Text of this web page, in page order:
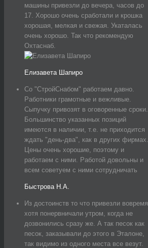
машины привезли до вечера, часов до
17. Хорошо очень сработали и крошка
хорошая, мелкая и свежая. Укаталась
очень хорошо. Так что рекомендую
Охтаснаб.
Елизавета Шапиро
Со "СтройСнабом" работаем давно.
Работники грамотные и вежливые.
Сыпучку привозят в оговоренные сроки.
Большинство указанных позиций
имеются в наличии, т.е. не приходится
ждать "день-два", как в других фирмах.
Цены очень хорошие, поэтому и
работаем с ними. Работой довольны и
всем советуем с ними сотрудничать
Быстрова Н.А.
Из достоинств то что привезли вовремя,
хотя понервничали утром, когда не
дозвонились сразу же. А так песок как
песок, заказывали до этого в Эталоне,
так видимо из одного места все везут.